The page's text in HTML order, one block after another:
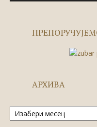
АРХИВА
Архива